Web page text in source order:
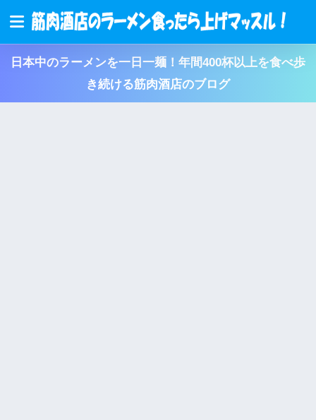
日本中のラーメンを一日一麺！年間400杯以上を食べ歩
き続ける筋肉酒店のブログ